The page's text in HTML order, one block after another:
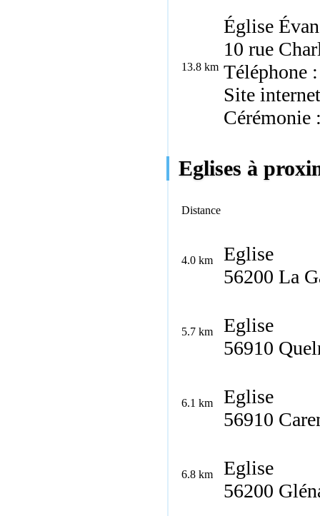
13.8 km
Église
10 rue
Téléphone
Site
Cérémonie
Eglises à
Distance
4.0 km
Eglise
56200 La
5.7 km
Eglise
56910
6.1 km
Eglise
56910
6.8 km
Eglise
56200